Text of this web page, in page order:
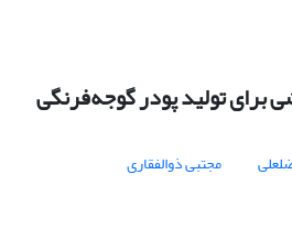
تولید پودر گوجه‌فرنگی
مجتبی ذوالفقاری